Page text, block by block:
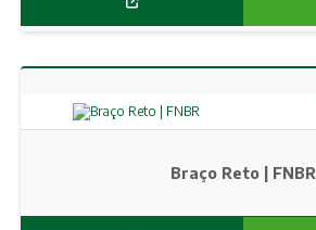
Braço Reto | FNBR